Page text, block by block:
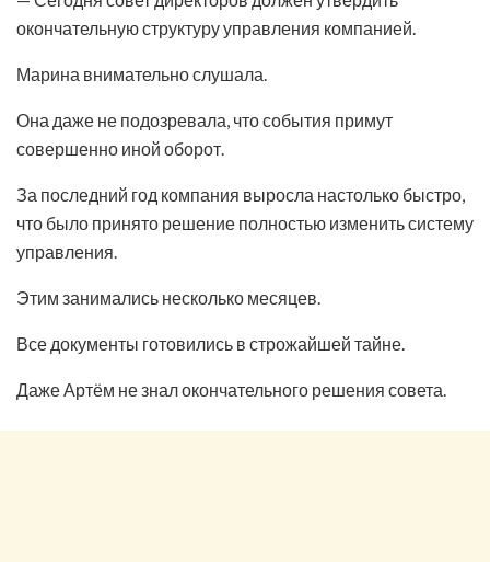
окончательную структуру управления компанией.
Марина внимательно слушала.
Она даже не подозревала, что события примут
совершенно иной оборот.
За последний год компания выросла настолько быстро,
что было принято решение полностью изменить систему
управления.
Этим занимались несколько месяцев.
Все документы готовились в строжайшей тайне.
Даже Артём не знал окончательного решения совета.